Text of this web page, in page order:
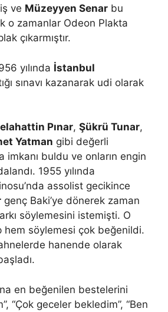
ve Müzeyyen Senar bu
o zamanlar Odeon Plakta
çıkarmıştır.
yılında İstanbul
sınavı kazanarak udi olarak
Pınar, Şükrü Tunar,
Yatman gibi değerli
imkanı buldu ve onların engin
1955 yılında
assolist gecikince
genç Baki’ye dönerek zaman
söylemesini istemişti. O
hem söylemesi çok beğenildi.
hanende olarak
en beğenilen bestelerini
“Çok geceler bekledim”, “Ben